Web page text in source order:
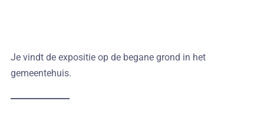
Je vindt de expositie op de begane grond in het
gemeentehuis.